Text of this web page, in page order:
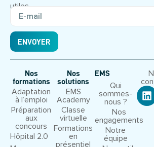
utiles.
ENVOYER
Nos
formations
Adaptation
à l’emploi
Préparation
aux
concours
Hôpital 2.0
Nos
solutions
EMS
Academy
Classe
virtuelle
Formations
en
présentiel
EMS
Qui
sommes-
nous ?
Nos
engagements
Notre
équipe